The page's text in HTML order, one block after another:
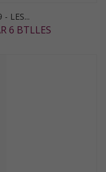
- LES...
6 BTLLES